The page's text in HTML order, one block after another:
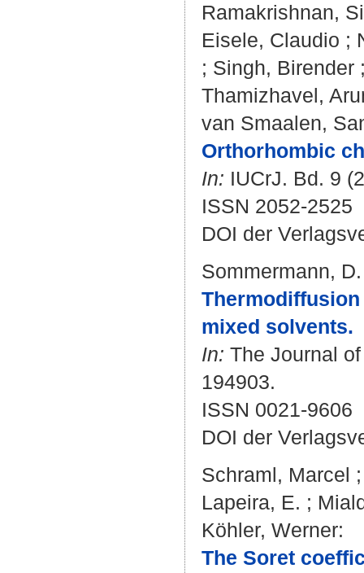
Ramakrishnan,
Eisele, Claudio ;
; Singh, Birender
Thamizhavel,
van Smaalen,
Orthorhombic
In: IUCrJ. Bd. 9
ISSN 2052-2525
DOI der
Sommermann, D.
mixed solvents.
In: The Journal
194903.
ISSN 0021-9606
DOI der
Schraml, Marcel
Lapeira, E. ;
Köhler, Werner:
The Soret